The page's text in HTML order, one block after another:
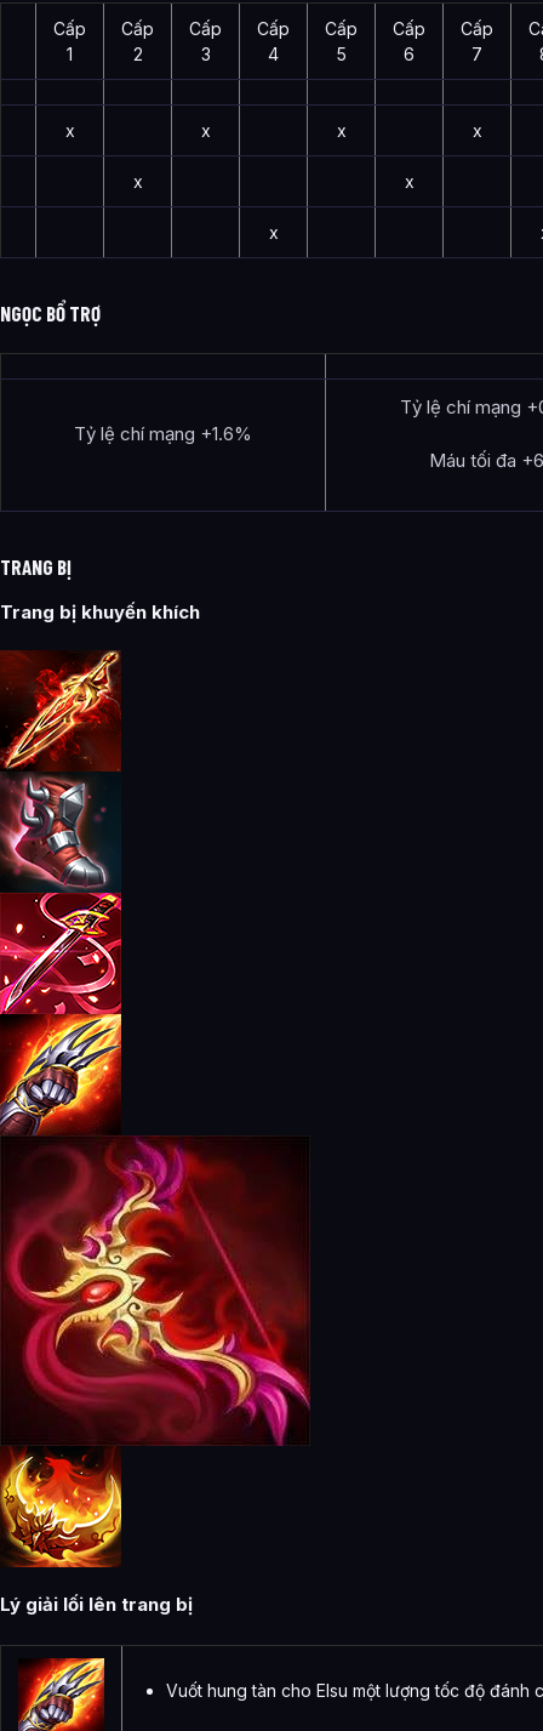
Cấp
1
Cấp
2
Cấp
3
Cấp
4
Cấp
5
Cấp
6
Cấp
7
x x x x
x x
x
NGỌC BỔ TRỢ
Tỷ lệ chí mạng +1.6%
Tỷ lệ chí mạng
Máu tối đa
TRANG BỊ
Trang bị khuyến khích
Lý giải lối lên trang bị
Vuốt hung tàn cho Elsu một lượng tốc độ